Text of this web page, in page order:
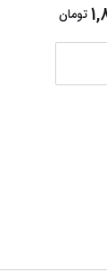
تومان